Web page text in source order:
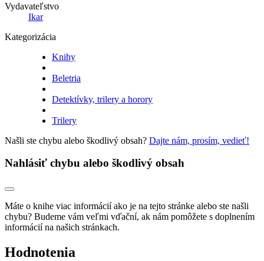
Vydavateľstvo
Ikar
Kategorizácia
Knihy
Beletria
Detektívky, trilery a horory
Trilery
Našli ste chybu alebo škodlivý obsah? Dajte nám, prosím, vedieť!
Nahlásiť chybu alebo škodlivý obsah
Máte o knihe viac informácií ako je na tejto stránke alebo ste našli
chybu? Budeme vám veľmi vďační, ak nám pomôžete s doplnením
informácií na našich stránkach.
Hodnotenia